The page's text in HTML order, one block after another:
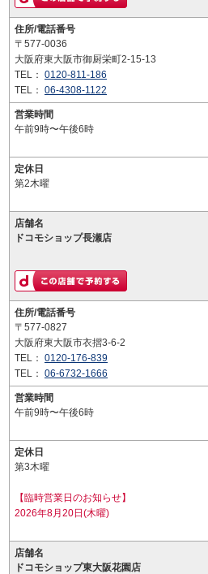
住所/電話番号
〒577-0036
大阪府東大阪市御厨栄町2-15-13
TEL： 0120-811-186
TEL： 06-4308-1122
営業時間
午前9時〜午後6時
定休日
第2木曜
店舗名
ドコモショップ長瀬店
住所/電話番号
〒577-0827
大阪府東大阪市衣摺3-6-2
TEL： 0120-176-839
TEL： 06-6732-1666
営業時間
午前9時〜午後6時
定休日
第3木曜
【臨時営業日のお知らせ】
2026年8月20日(木曜)
店舗名
ドコモショップ東大阪花園店